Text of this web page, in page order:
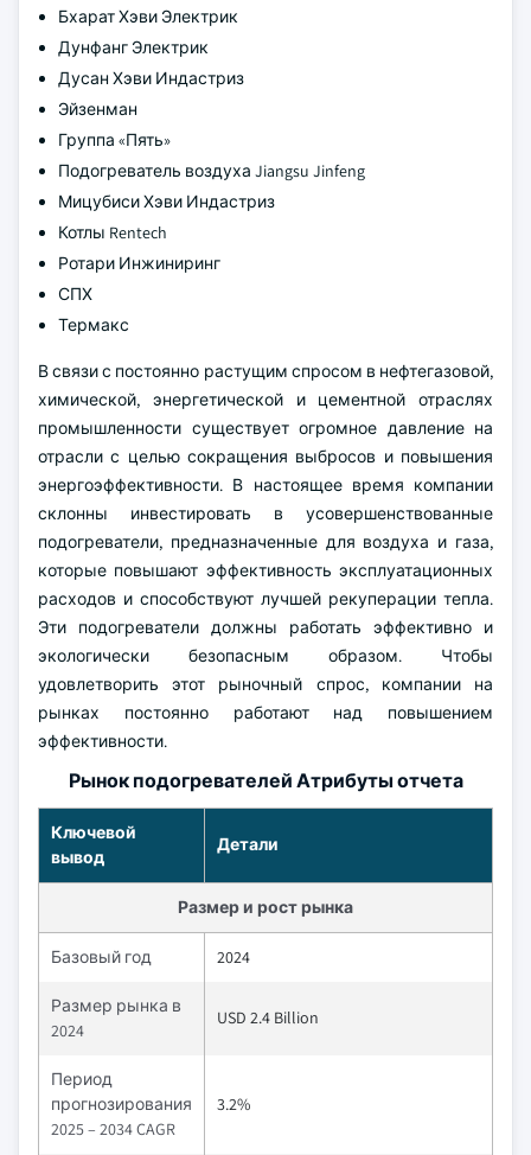
Бхарат Хэви Электрик
Дунфанг Электрик
Дусан Хэви Индастриз
Эйзенман
Группа «Пять»
Подогреватель воздуха Jiangsu Jinfeng
Мицубиси Хэви Индастриз
Котлы Rentech
Ротари Инжиниринг
СПХ
Термакс
В связи с постоянно растущим спросом в нефтегазовой,
химической, энергетической и цементной отраслях
промышленности существует огромное давление на
отрасли с целью сокращения выбросов и повышения
энергоэффективности. В настоящее время компании
склонны инвестировать в усовершенствованные
подогреватели, предназначенные для воздуха и газа,
которые повышают эффективность эксплуатационных
расходов и способствуют лучшей рекуперации тепла.
Эти подогреватели должны работать эффективно и
экологически безопасным образом. Чтобы
удовлетворить этот рыночный спрос, компании на
рынках постоянно работают над повышением
эффективности.
Рынок подогревателей Атрибуты отчета
Ключевой
вывод
Детали
Размер и рост рынка
Базовый год 2024
Размер рынка в
2024
USD 2.4 Billion
Период
прогнозирования
2025 – 2034 CAGR
3.2%